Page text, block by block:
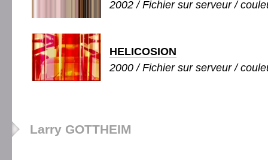
2002 / Fichier sur serveur /
HELICOSION
2000 / Fichier sur serveur /
Larry GOTTHEIM